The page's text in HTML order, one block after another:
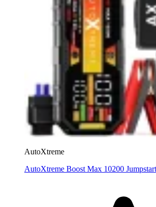
AutoXtreme
AutoXtreme Boost Max 10200